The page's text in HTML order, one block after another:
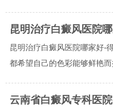
昆明治疗白癜风医院
昆明治疗白癜风医院哪家好-
都希望自己的色彩能够鲜艳
云南省白癜风专科医